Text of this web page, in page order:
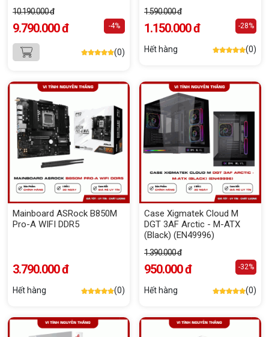
10.190.000 đ
9.790.000 đ -4%
(0)
1.590.000 đ
1.150.000 đ -28%
Hết hàng (0)
Mainboard ASRock B850M
Pro-A WIFI DDR5
3.790.000 đ
Hết hàng (0)
Case Xigmatek Cloud M
DGT 3AF Arctic - M-ATX
(Black) (EN49996)
1.390.000 đ
950.000 đ -32%
Hết hàng (0)